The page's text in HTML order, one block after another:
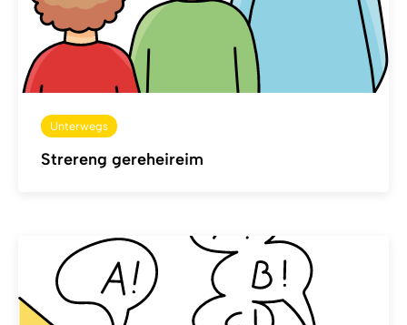
Unterwegs
Strereng gereheireim